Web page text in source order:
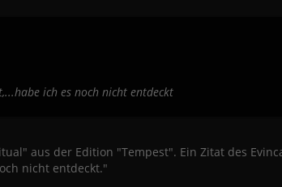
ich es noch nicht entdeckt
aus der Edition "Tempest". Ein Zitat des
nicht entdeckt."